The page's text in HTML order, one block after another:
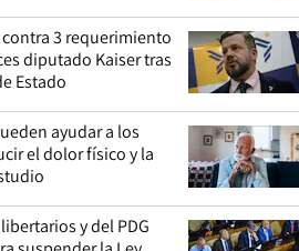
3 requerimiento
diputado Kaiser tras
Estado
ayudar a los
el dolor físico y la
y del PDG